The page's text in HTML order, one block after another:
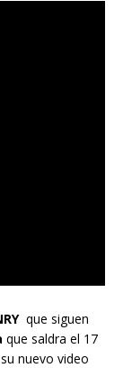
que siguen
que saldra el 17
nuevo video